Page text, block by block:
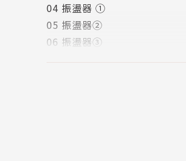
作者簡介
野崎貴朗
技術，天生具備貪婪的烈士
04 振盪器 ①
05 振盪器②
06 振盪器③